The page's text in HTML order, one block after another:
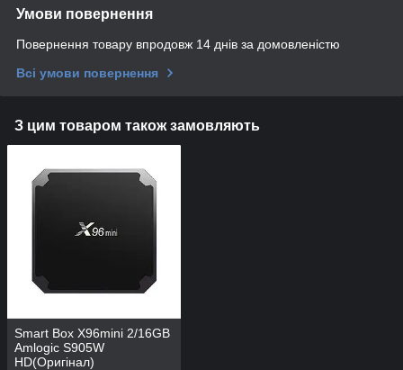
Умови повернення
Повернення товару впродовж 14 днів за домовленістю
Всі умови повернення
З цим товаром також замовляють
Smart Box X96mini 2/16GB
Amlogic S905W
HD(Оригінал)